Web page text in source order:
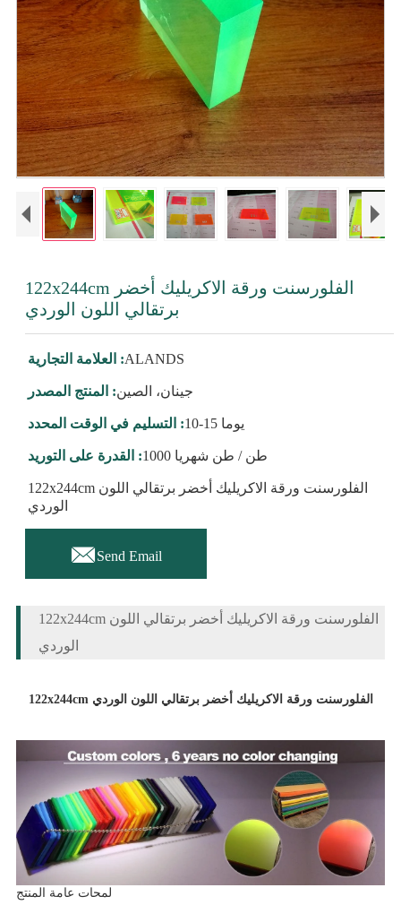
122x244cm الفلورسنت ورقة الاكريليك أخضر
برتقالي اللون الوردي
العلامة التجارية :ALANDS
المنتج المصدر :جينان، الصين
التسليم في الوقت المحدد : 10-15 يوما
القدرة على التوريد : 1000 طن / طن شهريا
122x244cm الفلورسنت ورقة الاكريليك أخضر برتقالي اللون
الوردي
Send Email
122x244cm الفلورسنت ورقة الاكريليك أخضر برتقالي اللون
الوردي
122x244cm الفلورسنت ورقة الاكريليك أخضر برتقالي اللون الوردي
لمحات عامة المنتج